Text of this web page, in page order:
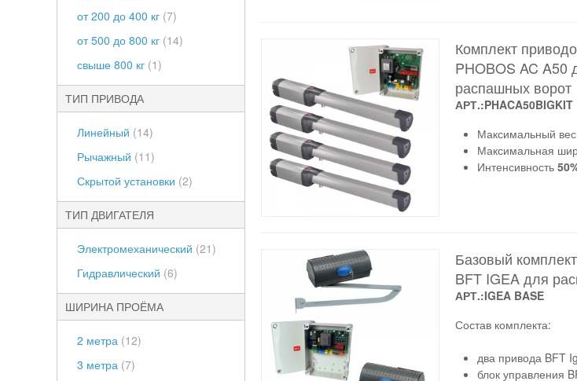
от 200 до 400 кг (7)
от 500 до 800 кг (14)
свыше 800 кг (1)
ТИП ПРИВОДА
Линейный (14)
Рычажный (11)
Скрытой установки (2)
ТИП ДВИГАТЕЛЯ
Электромеханический (21)
Гидравлический (6)
ШИРИНА ПРОЁМА
2 метра (12)
3 метра (7)
Комплект
PHOBOS AC A50
распашных ворот
АРТ.:PHACA50BIGKIT
Максимальный вес
Максимальная
Интенсивность
Базовый
BFT IGEA для
АРТ.:IGEA BASE
Состав комплекта:
два привода BFT
блок управления